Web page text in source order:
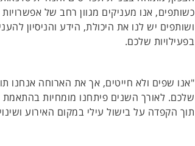
כשותפים, אנו מעניקים מגוון רחב של
ושותפים יש לנו את היכולת, הידע והניסיון
בפעילויות שלכם.
"אנו שפים ולא חייטים, אך את הארוחה אנחנו
שלכם. לאורך השנים פיתחנו מומחיות בהתאמת
תוך הקפדה על בישול עילי במקום האירוע